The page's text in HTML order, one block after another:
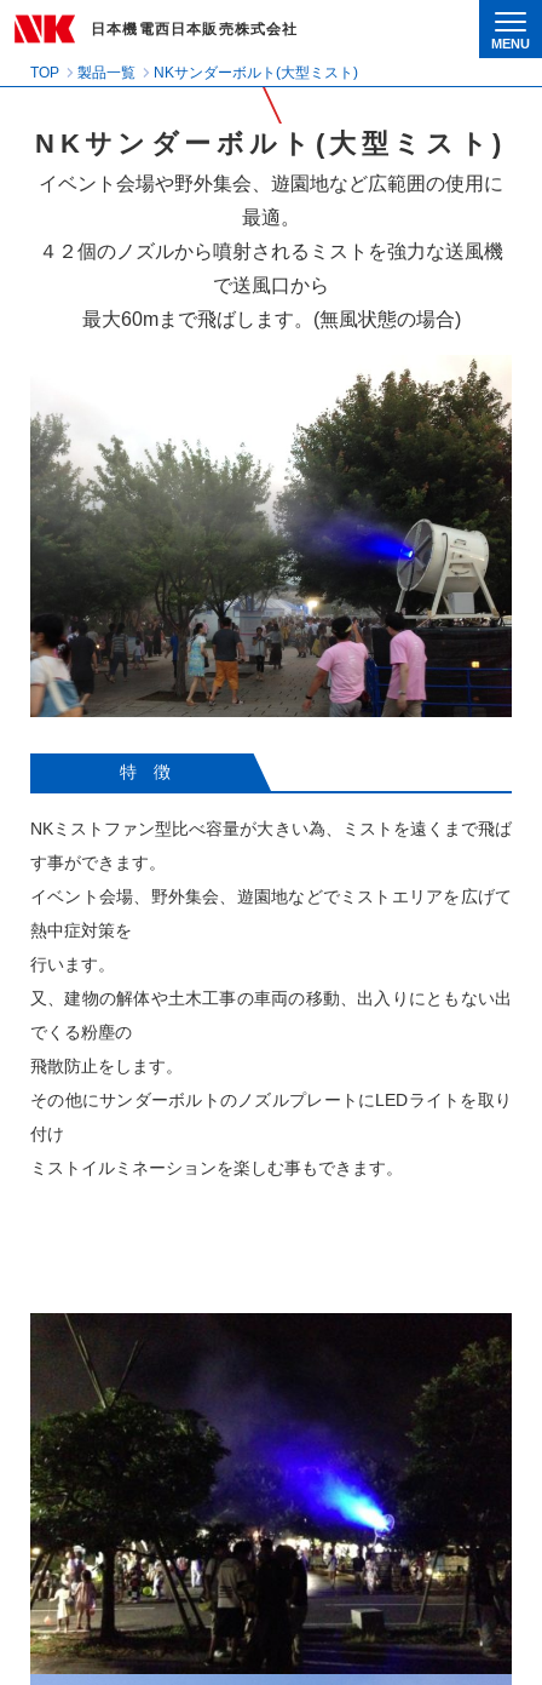
日本機電西日本販売株式会社
MENU
TOP 製品一覧 NKサンダーボルト(大型ミスト)
NKサンダーボルト(大型ミスト)
イベント会場や野外集会、遊園地など広範囲の使用に
最適。
４２個のノズルから噴射されるミストを強力な送風機
で送風口から
最大60mまで飛ばします。(無風状態の場合)
特 徴
NKミストファン型比べ容量が大きい為、ミストを遠くまで飛ば
す事ができます。
イベント会場、野外集会、遊園地などでミストエリアを広げて
熱中症対策を
行います。
又、建物の解体や土木工事の車両の移動、出入りにともない出
でくる粉塵の
飛散防止をします。
その他にサンダーボルトのノズルプレートにLEDライトを取り
付け
ミストイルミネーションを楽しむ事もできます。